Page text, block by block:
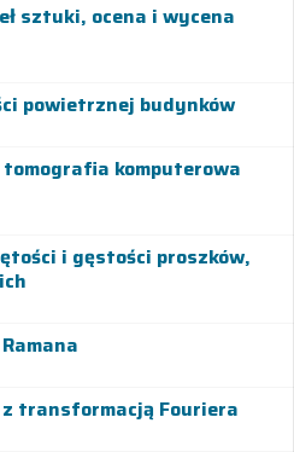
sztuki, ocena i wycena
powietrznej budynków
komputerowa
i gęstości proszków,
transformacją Fouriera